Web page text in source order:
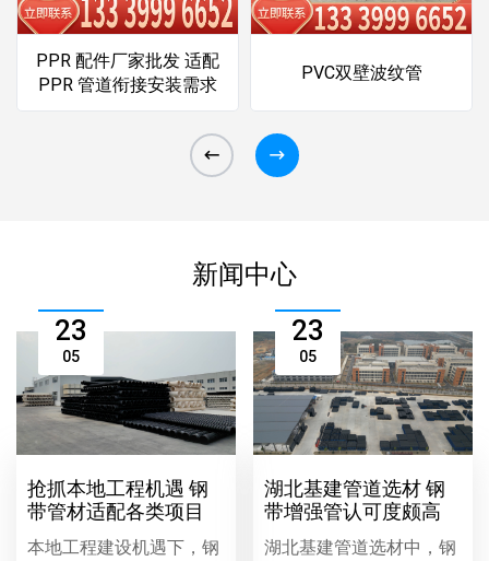
PPR 配件厂家批发 适配
PPR 管道衔接安装需求
PVC双壁波纹管
新闻中心
23
05
抢抓本地工程机遇 钢
带管材适配各类项目
本地工程建设机遇下，钢
23
05
湖北基建管道选材 钢
带增强管认可度颇高
湖北基建管道选材中，钢